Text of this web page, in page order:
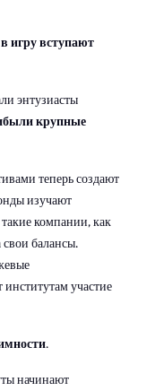
игру вступают
энтузиасты
крупные
теперь создают
изучают
компании, как
балансы.
участие
.
начинают